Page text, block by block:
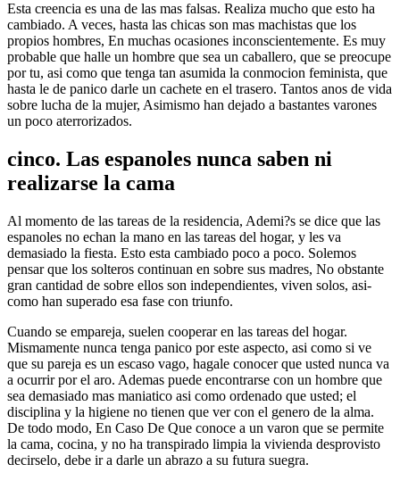
Esta creencia es una de las mas falsas. Realiza mucho que esto ha
cambiado. A veces, hasta las chicas son mas machistas que los
propios hombres, En muchas ocasiones inconscientemente. Es muy
probable que halle un hombre que sea un caballero, que se preocupe
por tu, asi­ como que tenga tan asumida la conmocion feminista, que
hasta le de panico darle un cachete en el trasero. Tantos anos de vida
sobre lucha de la mujer, Asimismo han dejado a bastantes varones
un poco aterrorizados.
cinco. Las espanoles nunca saben ni
realizarse la cama
Al momento de las tareas de la residencia, Ademi?s se dice que las
espanoles no echan la mano en las tareas del hogar, y les va
demasiado la fiesta. Esto esta cambiado poco a poco. Solemos
pensar que los solteros continuan en sobre sus madres, No obstante
gran cantidad de sobre ellos son independientes, viven solos, asi­
como han superado esa fase con triunfo.
Cuando se empareja, suelen cooperar en las tareas del hogar.
Mismamente nunca tenga panico por este aspecto, asi­ como si ve
que su pareja es un escaso vago, hagale conocer que usted nunca va
a ocurrir por el aro. Ademas puede encontrarse con un hombre que
sea demasiado mas maniatico asi­ como ordenado que usted; el
disciplina y la higiene no tienen que ver con el genero de la alma.
De todo modo, En Caso De Que conoce a un varon que se permite
la cama, cocina, y no ha transpirado limpia la vivienda desprovisto
decirselo, debe ir a darle un abrazo a su futura suegra.